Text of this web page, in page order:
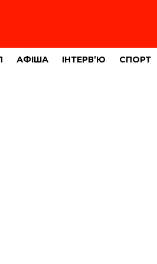
АФІША ІНТЕРВ’Ю СПОРТ